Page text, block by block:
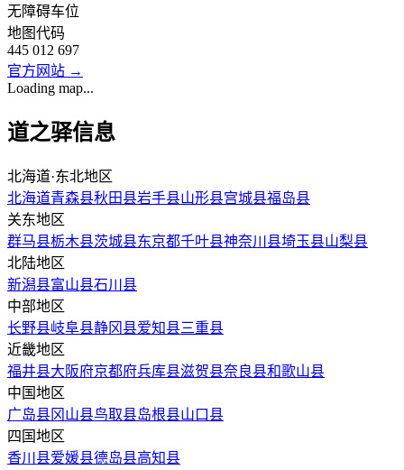
无障碍车位
地图代码
445 012 697
官方网站 →
Loading map...
道之驿信息
北海道·东北地区
北海道青森县秋田县岩手县山形县宫城县福岛县
关东地区
群马县栃木县茨城县东京都千叶县神奈川县埼玉县山梨县
北陆地区
新潟县富山县石川县
中部地区
长野县岐阜县静冈县爱知县三重县
近畿地区
福井县大阪府京都府兵库县滋贺县奈良县和歌山县
中国地区
广岛县冈山县鸟取县岛根县山口县
四国地区
香川县爱媛县德岛县高知县